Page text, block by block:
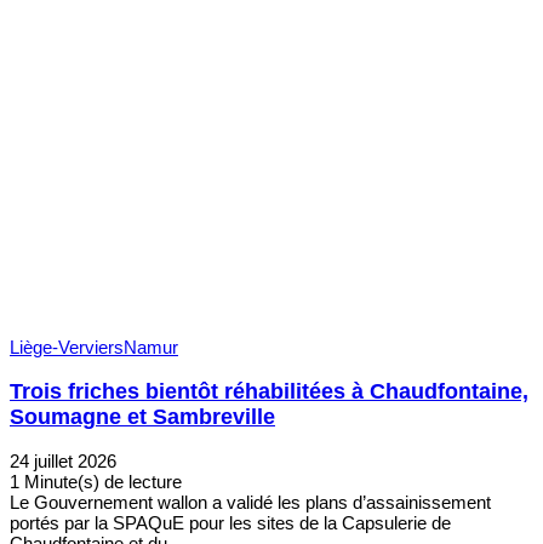
Liège-VerviersNamur
Trois friches bientôt réhabilitées à Chaudfontaine,
Soumagne et Sambreville
24 juillet 2026
1 Minute(s) de lecture
Le Gouvernement wallon a validé les plans d’assainissement
portés par la SPAQuE pour les sites de la Capsulerie de